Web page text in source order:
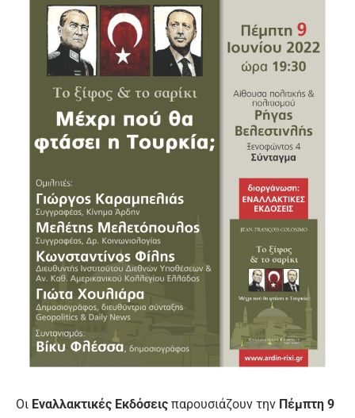
Οι Εναλλακτικές Εκδόσεις παρουσιάζουν την Πέμπτη 9